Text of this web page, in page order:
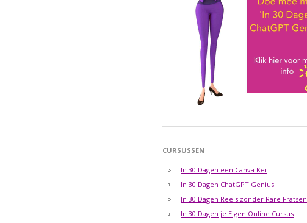
CURSUSSEN
In 30 Dagen een Canva Kei
In 30 Dagen ChatGPT Genius
In 30 Dagen Reels zonder Rare Fratsen
In 30 Dagen je Eigen Online Cursus